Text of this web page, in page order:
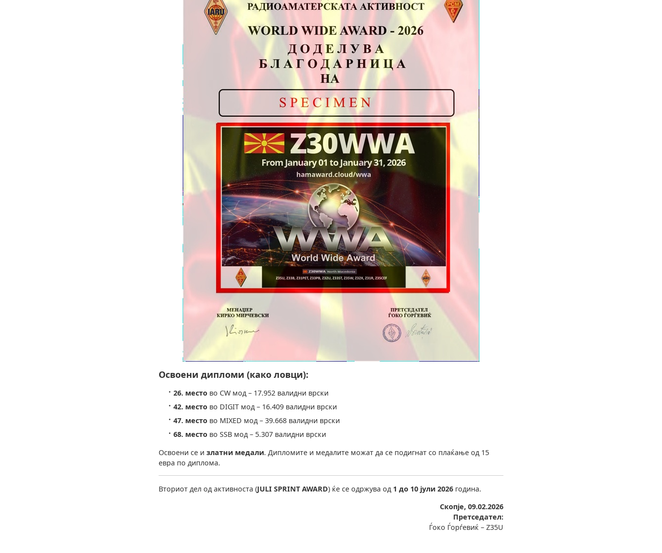
Освоени дипломи (како ловци):
26. место во CW мод – 17.952 валидни врски
42. место во DIGIT мод – 16.409 валидни врски
47. место во MIXED мод – 39.668 валидни врски
68. место во SSB мод – 5.307 валидни врски
Освоени се и златни медали. Дипломите и медалите можат да се подигнат со плаќање од 15
евра по диплома.
Вториот дел од активноста (JULI SPRINT AWARD) ќе се одржува од 1 до 10 јули 2026 година.
Скопје, 09.02.2026
Претседател:
Ѓоко Ѓорѓевиќ – Z35U